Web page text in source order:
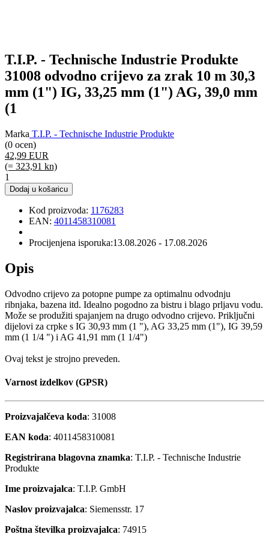
T.I.P. - Technische Industrie Produkte
31008 odvodno crijevo za zrak 10 m 30,3
mm (1") IG, 33,25 mm (1") AG, 39,0 mm
(1
Marka T.I.P. - Technische Industrie Produkte
(0 ocen)
42,99 EUR
(= 323,91 kn)
1
Dodaj u košaricu
Kod proizvoda: 1176283
EAN: 4011458310081
Procijenjena isporuka:13.08.2026 - 17.08.2026
Opis
Odvodno crijevo za potopne pumpe za optimalnu odvodnju
ribnjaka, bazena itd. Idealno pogodno za bistru i blago prljavu vodu.
Može se produžiti spajanjem na drugo odvodno crijevo. Priključni
dijelovi za crpke s IG 30,93 mm (1 "), AG 33,25 mm (1"), IG 39,59
mm (1 1/4 ") i AG 41,91 mm (1 1/4")
Ovaj tekst je strojno preveden.
Varnost izdelkov (GPSR)
Proizvajalčeva koda: 31008
EAN koda: 4011458310081
Registrirana blagovna znamka: T.I.P. - Technische Industrie
Produkte
Ime proizvajalca: T.I.P. GmbH
Naslov proizvajalca: Siemensstr. 17
Poštna številka proizvajalca: 74915